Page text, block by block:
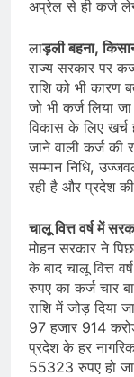
अप्रेल से ही कर्ज
लाड़ली बहना,
राज्य सरकार पर
राशि को भी कारण
जो भी कर्ज लिया
विकास के लिए खर्च
जाने वाली कर्ज की
सम्मान निधि,
रही है और प्रदेश
चालू वित्त वर्ष में
मोहन सरकार ने
के बाद चालू वित्त
रुपए का कर्ज चार
राशि में जोड़ दिया
97 हजार 914
प्रदेश के हर
55323 रुपए हो